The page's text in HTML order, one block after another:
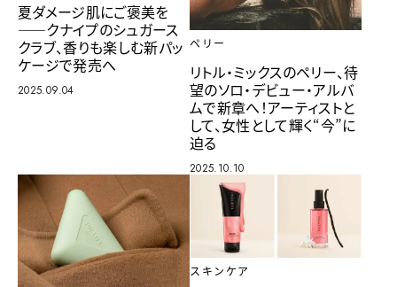
夏ダメージ肌にご褒美を
――クナイプのシュガース
クラブ、香りも楽しむ新パッ
ケージで発売へ
2025.09.04
ペリー
リトル・ミックスのペリー、待
望のソロ・デビュー・アルバ
ムで新章へ！アーティストと
して、女性として輝く“今”に
迫る
2025.10.10
スキンケア